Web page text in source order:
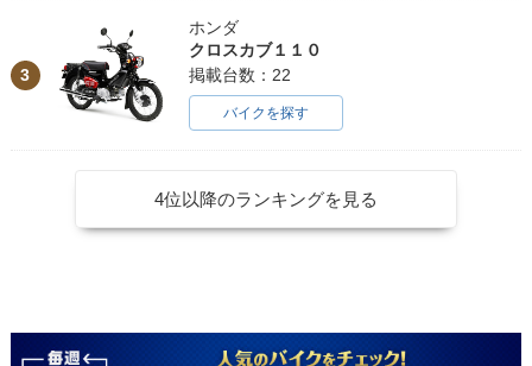
3
ホンダ
クロスカブ１１０
掲載台数：22
バイクを探す
4位以降のランキングを見る